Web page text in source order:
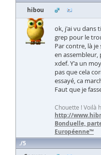
hibou
ok, j'ai vu dans
grep pour le
Par contre, là je
en
xdef. Y'a un
pas que cela
essayé, ca
Faut que je
Chouette ! Voilà
http://
Bonduelle,
Européenne™
5